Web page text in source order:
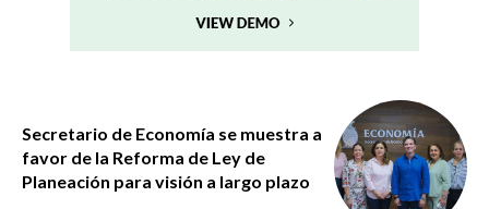
Secretario de Economía se muestra a
favor de la Reforma de Ley de
Planeación para visión a largo plazo